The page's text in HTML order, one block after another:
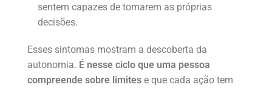
sentem capazes de tomarem as próprias
decisões.
Esses sintomas mostram a descoberta da
autonomia. É nesse ciclo que uma pessoa
compreende sobre limites e que cada ação tem